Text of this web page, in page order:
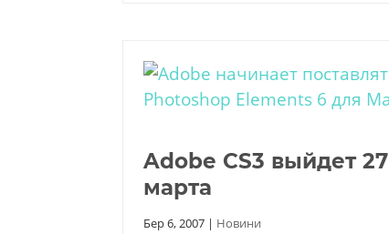
Adobe CS3 выйдет 27
марта
Бер 6, 2007| Новини